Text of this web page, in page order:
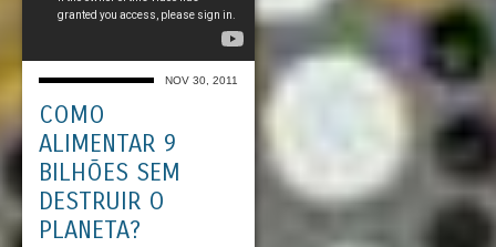
NOV 30, 2011
COMO
ALIMENTAR 9
BILHÕES SEM
DESTRUIR O
PLANETA?